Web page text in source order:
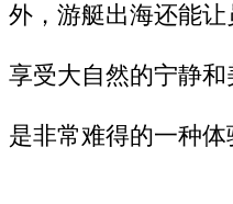
外，游艇出海还能让
享受大自然的宁静
是非常难得的‌一种体